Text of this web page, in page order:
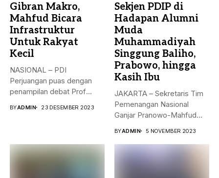
Gibran Makro,
Mahfud Bicara
Infrastruktur
Untuk Rakyat
Kecil
NASIONAL – PDI
Perjuangan puas dengan
penampilan debat Prof
BYADMIN 23 DESEMBER 2023
Sekjen PDIP di
Hadapan Alumni
Muda
Muhammadiyah
Singgung Baliho,
Prabowo, hingga
Kasih Ibu
JAKARTA – Sekretaris Tim
Pemenangan Nasional
Ganjar Pranowo-Mahfud
BYADMIN 5 NOVEMBER 2023